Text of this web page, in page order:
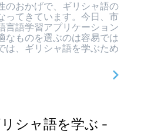
のおかげで、ギリシャ語の
ってきています。今日、市
言語学習アプリケーション
なものを選ぶのは容易では
は、ギリシャ語を学ぶため
シャ語を学ぶ -